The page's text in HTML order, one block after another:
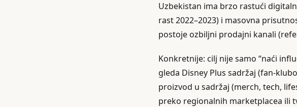
Uzbekistan ima brzo rastući
rast 2022–2023) i masovna
postoje ozbiljni prodajni kanali
Konkretnije: cilj nije samo “naći
gleda Disney Plus sadržaj
proizvod u sadržaj (merch, tech,
preko regionalnih marketplacea ili